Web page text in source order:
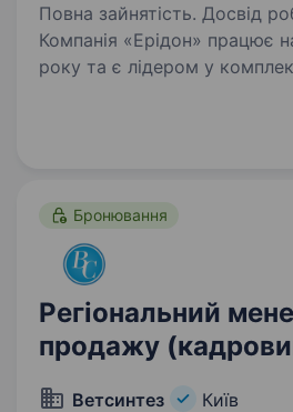
Повна зайнятість. Досвід
Компанія «Ерідон» працює
року та є лідером у
підприємств України. Ми
Бронювання
Регіональний
продажу
Ветсинтез Київ